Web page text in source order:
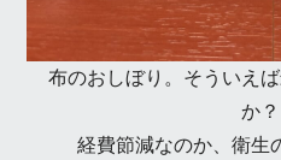
布のおしぼり。そういえ
か？
経費節減なのか、衛生